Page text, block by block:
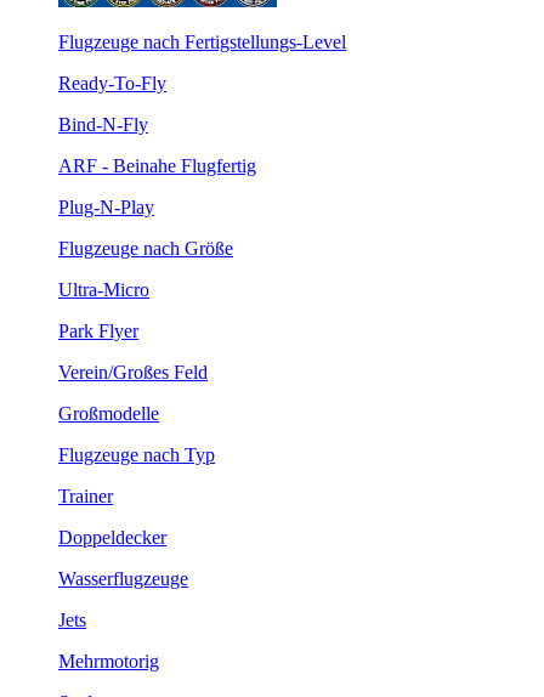
Flugzeuge nach Fertigstellungs-Level
Ready-To-Fly
Bind-N-Fly
ARF - Beinahe Flugfertig
Plug-N-Play
Flugzeuge nach Größe
Ultra-Micro
Park Flyer
Verein/Großes Feld
Großmodelle
Flugzeuge nach Typ
Trainer
Doppeldecker
Wasserflugzeuge
Jets
Mehrmotorig